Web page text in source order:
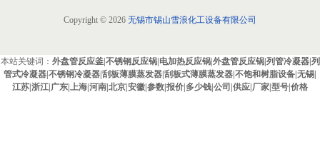
Copyright © 2026 无锡市锡山雪浪化工设备有限公司
本站关键词： 外盘管反应釜|不锈钢反应锅|电加热反应锅|外盘管反应锅|列管冷凝器|列
管式冷凝器|不锈钢冷凝器|刮板薄膜蒸发器|刮板式薄膜蒸发器|不饱和树脂设备|无锡|
江苏|浙江|广东|上海|河南|北京|安徽|参数|报价|多少钱|公司|供应|厂家|型号|价格